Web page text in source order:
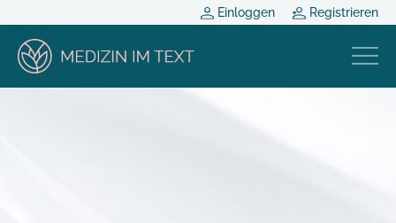
Einloggen Registrieren